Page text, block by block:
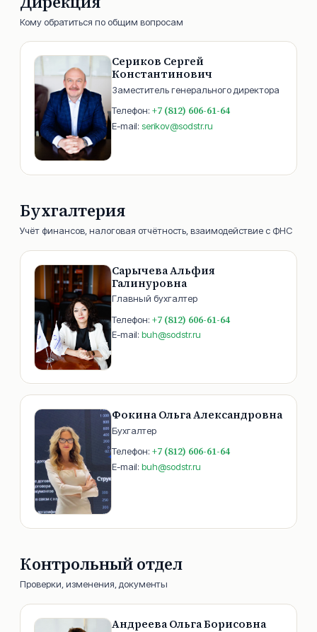
Кому обратиться по общим вопросам
Сериков Сергей
Константинович
Заместитель генерального директора
Телефон: +7 (812) 606-61-64
E-mail: serikov@sodstr.ru
Бухгалтерия
Учёт финансов, налоговая отчётность, взаимодействие с ФНС
Сарычева Альфия
Галинуровна
Главный бухгалтер
Телефон: +7 (812) 606-61-64
E-mail: buh@sodstr.ru
Фокина Ольга Александровна
Бухгалтер
Телефон: +7 (812) 606-61-64
E-mail: buh@sodstr.ru
Контрольный отдел
Проверки, изменения, документы
Андреева Ольга Борисовна